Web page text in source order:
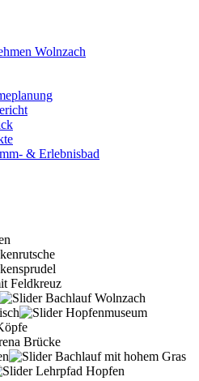
Wolnzach
& Erlebnisbad